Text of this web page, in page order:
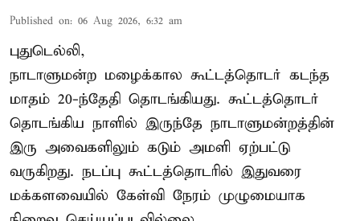
Published on: 06 Aug 2026, 6:32 am
புதுடெல்லி,
நாடாளுமன்ற மழைக்கால கூட்டத்தொடர் கடந்த
மாதம் 20-ந்தேதி தொடங்கியது. கூட்டத்தொடர்
தொடங்கிய நாளில் இருந்தே நாடாளுமன்றத்தின்
இரு அவைகளிலும் கடும் அமளி ஏற்பட்டு
வருகிறது. நடப்பு கூட்டத்தொடரில் இதுவரை
மக்களவையில் கேள்வி நேரம் முழுமையாக